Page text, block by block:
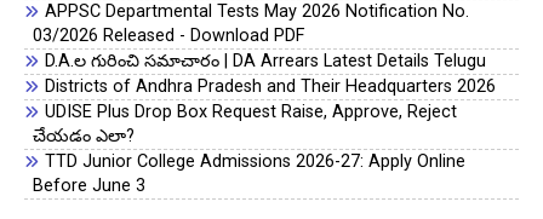
Social Studies A1
Second Language
Hindi
A1 10
09+08+10+10+10+10=57/6=9.5 (Grade Point Average)
APPSC Departmental Tests May 2026 Notification No.
03/2026 Released - Download PDF
D.A.ల గురించి సమాచారం | DA Arrears Latest Details Telugu
Districts of Andhra Pradesh and Their Headquarters 2026
UDISE Plus Drop Box Request Raise, Approve, Reject
చేయడం ఎలా?
TTD Junior College Admissions 2026-27: Apply Online
Before June 3